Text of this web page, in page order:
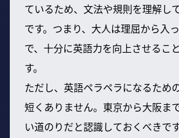
ているため、文法や規則を理解し
です。つまり、大人は理屈から入
で、十分に英語力を向上させるこ
す。
ただし、英語ペラペラになるため
短くありません。東京から大阪ま
い道のりだと認識しておくべきで